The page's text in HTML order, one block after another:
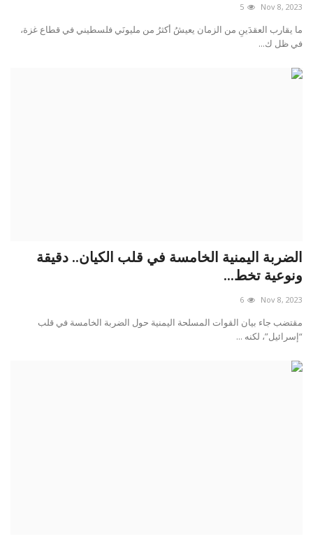
Nov 8, 2023
5
ما يقارب العقدَينِ من الزمان يعيشُ أكثرُ من مليونَي فلسطيني في قطاع غزة،
في ظل ك...
الضربة اليمنية الخامسة في قلب الكيان.. دقيقة
ونوعية تخط...
Nov 8, 2023
6
مقتضب جاء بيان القوات المسلحة اليمنية حول الضربة الخامسة في قلب
“إسرائيل”، لكنه ...